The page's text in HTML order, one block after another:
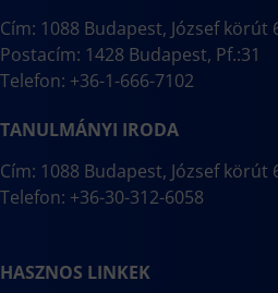
Cím: 1088 Budapest, József körút
Postacím: 1428 Budapest, Pf.:31
Telefon: +36-1-666-7102
TANULMÁNYI IRODA
Cím: 1088 Budapest, József körút
Telefon: +36-30-312-6058
HASZNOS LINKEK